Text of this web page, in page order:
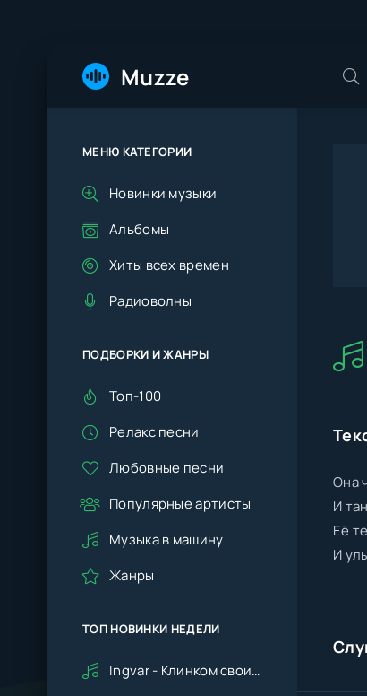
Muzze
Она
И
Её
И
МЕНЮ КАТЕГОРИИ
Новинки музыки
Альбомы
Хиты всех времен
Радиоволны
ПОДБОРКИ И ЖАНРЫ
Топ-100
Релакс песни
Любовные песни
Популярные артисты
Музыка в машину
Жанры
ТОП НОВИНКИ НЕДЕЛИ
Ingvar - Клинком своим ударишь ты по сердцу мне